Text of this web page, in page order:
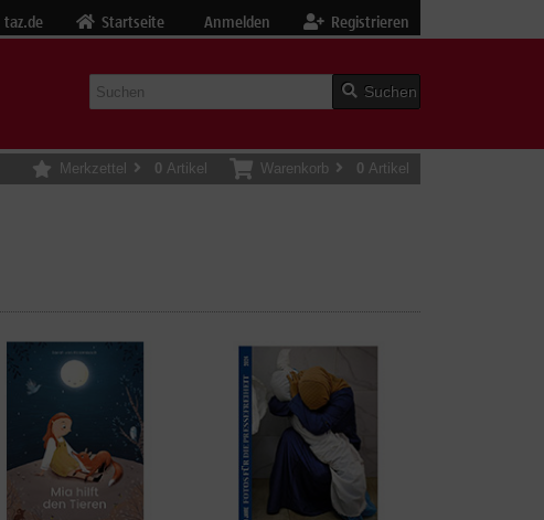
Registrieren
Anmelden
Startseite
taz.de
Suchen
Warenkorb 0 Artikel
Merkzettel 0 Artikel